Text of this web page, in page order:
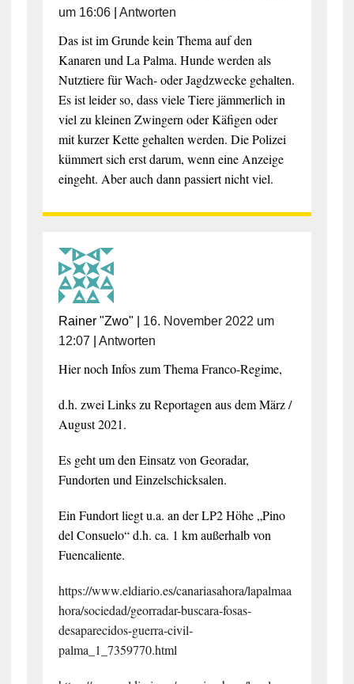
um 16:06| Antworten
Das ist im Grunde kein Thema auf den
Kanaren und La Palma. Hunde werden als
Nutztiere für Wach- oder Jagdzwecke gehalten.
Es ist leider so, dass viele Tiere jämmerlich in
viel zu kleinen Zwingern oder Käfigen oder
mit kurzer Kette gehalten werden. Die Polizei
kümmert sich erst darum, wenn eine Anzeige
eingeht. Aber auch dann passiert nicht viel.
Rainer "Zwo"
16. November 2022 um
12:07
Antworten
Hier noch Infos zum Thema Franco-Regime,
d.h. zwei Links zu Reportagen aus dem März /
August 2021.
Es geht um den Einsatz von Georadar,
Fundorten und Einzelschicksalen.
Ein Fundort liegt u.a. an der LP2 Höhe „Pino
del Consuelo“ d.h. ca. 1 km außerhalb von
Fuencaliente.
https://www.eldiario.es/canariasahora/lapalmaa
hora/sociedad/georradar-buscara-fosas-
desaparecidos-guerra-civil-
palma_1_7359770.html